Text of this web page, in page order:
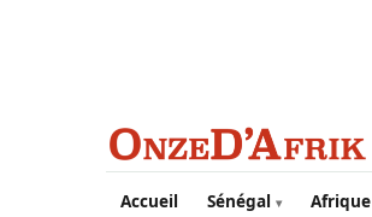
Aller au contenu principal
Accueil Sénégal Afrique